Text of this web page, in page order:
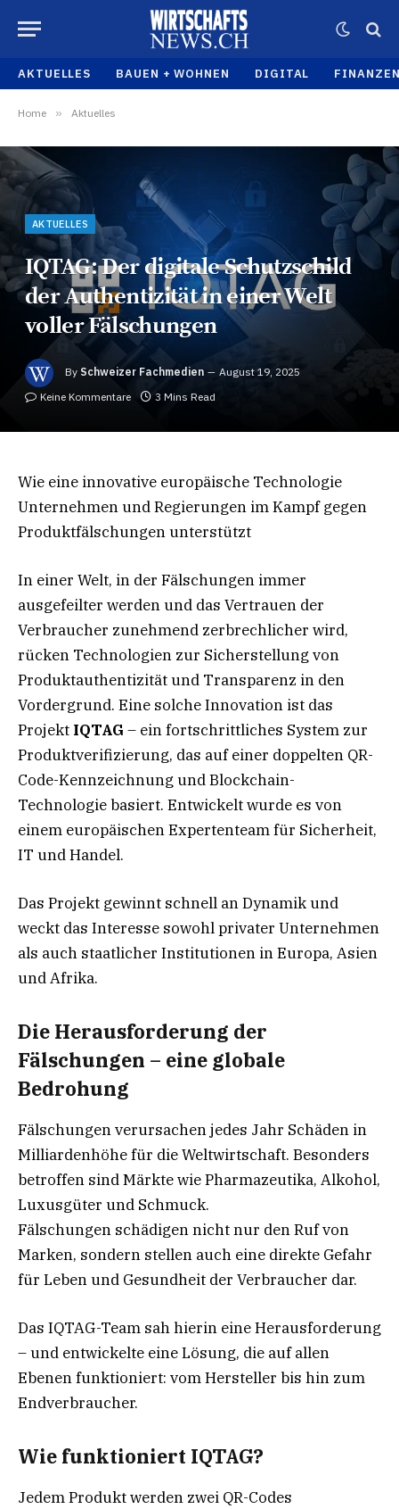
AKTUELLES BAUEN + WOHNEN DIGITAL
Home » Aktuelles
AKTUELLES
IQTAG: Der digitale Schutzschild
der Authentizität in einer Welt
voller Fälschungen
By Schweizer Fachmedien
August 19, 2025
Keine Kommentare
3 Mins Read
Wie eine innovative europäische Technologie
Unternehmen und Regierungen im Kampf gegen
Produktfälschungen unterstützt
In einer Welt, in der Fälschungen immer
ausgefeilter werden und das Vertrauen der
Verbraucher zunehmend zerbrechlicher wird,
rücken Technologien zur Sicherstellung von
Produktauthentizität und Transparenz in den
Vordergrund. Eine solche Innovation ist das
Projekt IQTAG – ein fortschrittliches System zur
Produktverifizierung, das auf einer doppelten QR-
Code-Kennzeichnung und Blockchain-
Technologie basiert. Entwickelt wurde es von
einem europäischen Expertenteam für Sicherheit,
IT und Handel.
Das Projekt gewinnt schnell an Dynamik und
weckt das Interesse sowohl privater Unternehmen
als auch staatlicher Institutionen in Europa, Asien
und Afrika.
Die Herausforderung der
Fälschungen – eine globale
Bedrohung
Fälschungen verursachen jedes Jahr Schäden in
Milliardenhöhe für die Weltwirtschaft. Besonders
betroffen sind Märkte wie Pharmazeutika, Alkohol,
Luxusgüter und Schmuck.
Fälschungen schädigen nicht nur den Ruf von
Marken, sondern stellen auch eine direkte Gefahr
für Leben und Gesundheit der Verbraucher dar.
Das IQTAG-Team sah hierin eine Herausforderung
– und entwickelte eine Lösung, die auf allen
Ebenen funktioniert: vom Hersteller bis hin zum
Endverbraucher.
Wie funktioniert IQTAG?
Jedem Produkt werden zwei QR-Codes